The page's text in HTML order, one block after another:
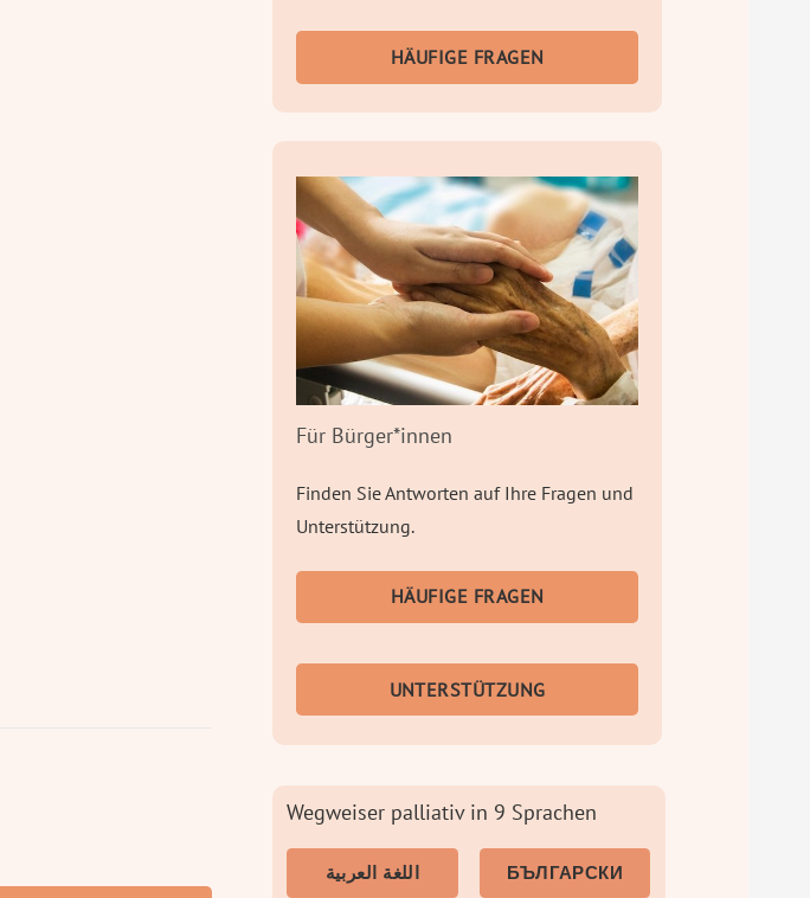
HÄUFIGE FRAGEN
Für Bürger*innen
Finden Sie Antworten auf Ihre Fragen und
Unterstützung.
HÄUFIGE FRAGEN
UNTERSTÜTZUNG
Wegweiser palliativ in 9 Sprachen
اللغة العربية БЪЛГАРСКИ